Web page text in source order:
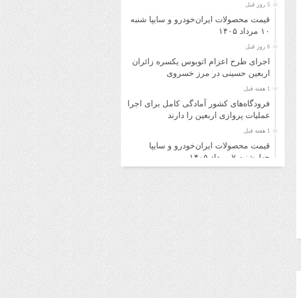
5 روز قبل
قیمت محصولات ایران‌خودرو و سایپا شنبه
۱۰ مرداد ۱۴۰۵
6 روز قبل
اجرای طرح اعزام اتوبوس یکسره زائران
اربعین حسینی در مرز خسروی
1 هفته قبل
فرودگاه‌های کشور آمادگی کامل برای اجرای
عملیات پروازی اربعین را دارند
1 هفته قبل
قیمت محصولات ایران‌خودرو و سایپا
چهارشنبه ۷ مرداد ۱۴۰۵
1 هفته قبل
قیمت محصولات ایران‌خودرو و سایپا
سه‌شنبه ۶ مرداد ۱۴۰۵
1 هفته قبل
خرید اینترنتی بلیت اتوبوس برای برگشت
زائران امکان‌پذیر شد
1 هفته قبل
قیمت روز محصولات ایران‌خودرو و سایپا
دوشنبه ۵ مرداد ۱۴۰۵